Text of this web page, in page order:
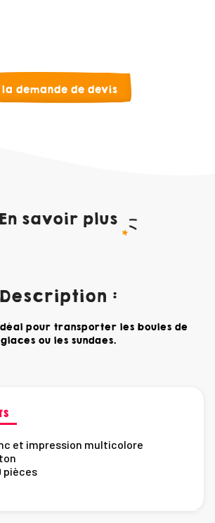
demande de devis
En savoir plus
Description :
pour transporter les boules de
glaces ou les sundaes.
et impression multicolore
pièces